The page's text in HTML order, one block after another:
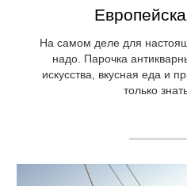
На самом деле для
надо. Парочка
искусства, вкусная еда и
только